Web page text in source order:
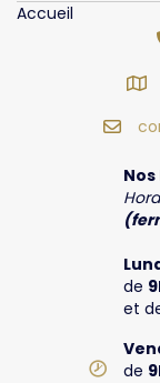
Accueil
de
et
de